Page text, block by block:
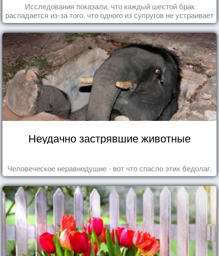
Исследования показали, что каждый шестой брак
распадается из-за того, что одного из супругов не устраивает
та роль, которая выпала ему в семье.
Неудачно застрявшие животные
Человеческое неравнодушие - вот что спасло этих бедолаг.